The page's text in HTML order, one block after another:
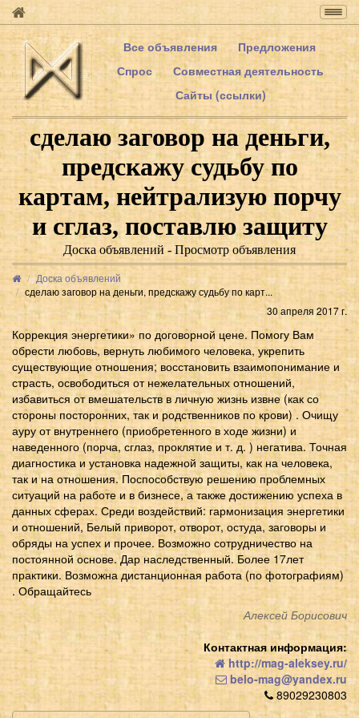
Все объявления
Предложения
Спрос
Совместная деятельность
Сайты (ссылки)
сделаю заговор на деньги,
предскажу судьбу по
картам, нейтрализую порчу
и сглаз, поставлю защиту
Доска объявлений - Просмотр объявления
Доска объявлений
сделаю заговор на деньги, предскажу судьбу по карт...
30 апреля 2017 г.
Коррекция энергетики» по договорной цене. Помогу Вам
обрести любовь, вернуть любимого человека, укрепить
существующие отношения; восстановить взаимопонимание и
страсть, освободиться от нежелательных отношений,
избавиться от вмешательств в личную жизнь извне (как со
стороны посторонних, так и родственников по крови) . Очищу
ауру от внутреннего (приобретенного в ходе жизни) и
наведенного (порча, сглаз, проклятие и т. д. ) негатива. Точная
диагностика и установка надежной защиты, как на человека,
так и на отношения. Поспособствую решению проблемных
ситуаций на работе и в бизнесе, а также достижению успеха в
данных сферах. Среди воздействий: гармонизация энергетики
и отношений, Белый приворот, отворот, остуда, заговоры и
обряды на успех и прочее. Возможно сотрудничество на
постоянной основе. Дар наследственный. Более 17лет
практики. Возможна дистанционная работа (по фотографиям)
. Обращайтесь
Алексей Борисович
Контактная информация:
http://mag-aleksey.ru/
belo-mag@yandex.ru
89029230803